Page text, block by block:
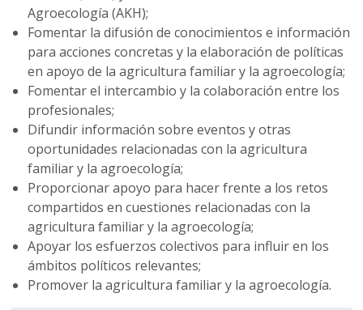
Agroecología (AKH);
Fomentar la difusión de conocimientos e información
para acciones concretas y la elaboración de políticas
en apoyo de la agricultura familiar y la agroecología;
Fomentar el intercambio y la colaboración entre los
profesionales;
Difundir información sobre eventos y otras
oportunidades relacionadas con la agricultura
familiar y la agroecología;
Proporcionar apoyo para hacer frente a los retos
compartidos en cuestiones relacionadas con la
agricultura familiar y la agroecología;
Apoyar los esfuerzos colectivos para influir en los
ámbitos políticos relevantes;
Promover la agricultura familiar y la agroecología.